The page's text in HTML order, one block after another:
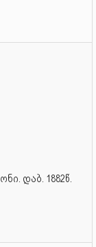
დაბ. 1882წ.